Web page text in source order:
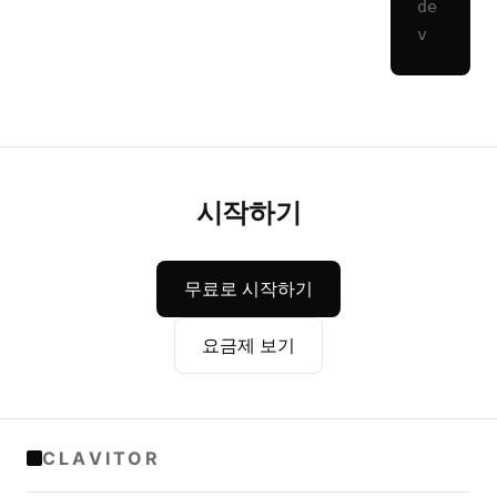
de
v
시작하기
무료로 시작하기
요금제 보기
CLAVITOR